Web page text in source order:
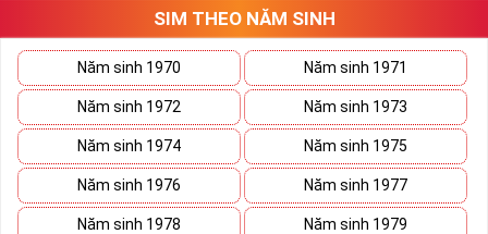
tứ 2 cùng xuất hiện trong một dãy số sim càng giúp cho ý nghĩa
sim tứ quýtăng lên gấp bội. Sở hữu sim Tứ Quý 2 giúp khích lệ tinh
thần người sở hữu là không sợ bất cứ điều gì mà hãy cứ làm thì
mọi điều tốt đẹp và may mắn ắt sẽ đến.
Lợi ích sim Tứ Quý 2 mang lại là gì?
SIM THEO NĂM SINH
Năm sinh 1970 Năm sinh 1971
Năm sinh 1972 Năm sinh 1973
Năm sinh 1974 Năm sinh 1975
Năm sinh 1976 Năm sinh 1977
Năm sinh 1978 Năm sinh 1979